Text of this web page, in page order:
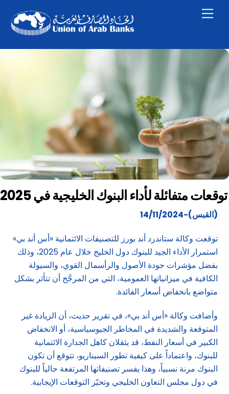
content
توقعات متفائلة لأداء البنوك الخليجية في 2025
(القبس)-14/11/2024
توقعت وكالة ستاندرد أند بورز للتصنيفات الائتمانية «أس أند بي»
استمرار الأداء الجيد للبنوك دول الخليج خلال عام 2025، وذلك
بفضل مؤشرات جودة الأصول والرأسمال القوي، والسيولة
الكافية في ميزانياتها العمومية، التي من المرجَّح أن تتأثر بشكل
متواضع بانخفاض أسعار الفائدة.
وأضافت وكالة «أس أند بي»، في تقرير حديث، أن الزيادة غير
المتوقعة والشديدة في المخاطر الجيوسياسية، أو الانخفاض
الكبير في أسعار النفط، قد يثقلان كاهل الجدارة الائتمانية
للبنوك، واعتماداً على كيفية تطور السيناريو، تتوقع أن تكون
البنوك مرنة نسبياً، وهذا يفسر تصنيفاتها المرتفعة حالياً للبنوك
في دول مجلس التعاون الخليجي وتحيّز التوقعات الإيجابية.